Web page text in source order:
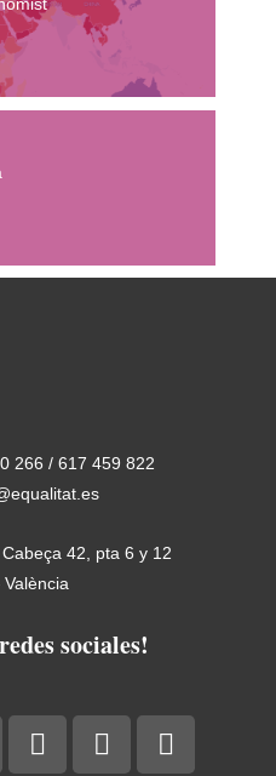
266 / 617 459 822
42, pta 6 y 12
sociales!